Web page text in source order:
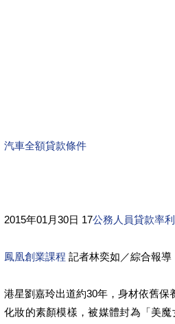
汽車全額貸款條件
2015年01月30日 17公務人員貸款率
鳳凰創業課程 記者林奕如／綜合報導
港星劉嘉玲出道約30年，身材依舊保
化妝的素顏模樣，被媒體封為「美